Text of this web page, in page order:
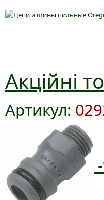
Акційні
Артикул: